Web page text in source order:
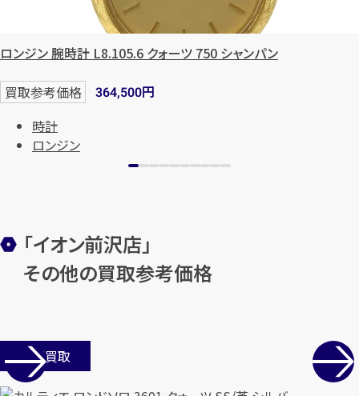
最短1分！今すぐ査定金額をお伝えいた
します
ロンジン 腕時計 L8.105.6 クォーツ 750 シャンパン
買取参考価格 364,500円
時計
ロンジン
「イオン前沢店」
その他の買取参考価格
店舗買取